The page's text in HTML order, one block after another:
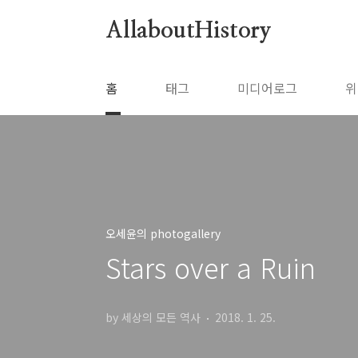
AllaboutHistory
홈 태그 미디어로그
오세윤의 photogallery
Stars over a Ruin
by 세상의 모든 역사 2018. 1. 25.